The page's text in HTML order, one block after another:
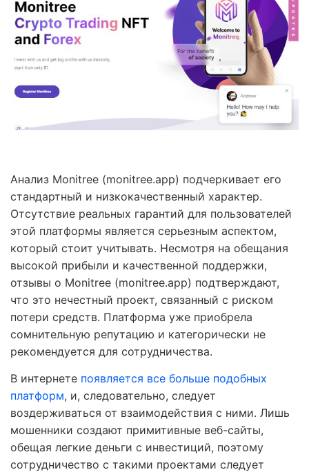
Анализ Monitree (monitree.app) подчеркивает его
стандартный и низкокачественный характер.
Отсутствие реальных гарантий для пользователей
этой платформы является серьезным аспектом,
который стоит учитывать. Несмотря на обещания
высокой прибыли и качественной поддержки,
отзывы о Monitree (monitree.app) подтверждают,
что это нечестный проект, связанный с риском
потери средств. Платформа уже приобрела
сомнительную репутацию и категорически не
рекомендуется для сотрудничества.
В интернете появляется все больше подобных
платформ, и, следовательно, следует
воздерживаться от взаимодействия с ними. Лишь
мошенники создают примитивные веб-сайты,
обещая легкие деньги с инвестиций, поэтому
сотрудничество с такими проектами следует